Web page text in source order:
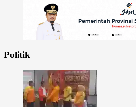
Politik